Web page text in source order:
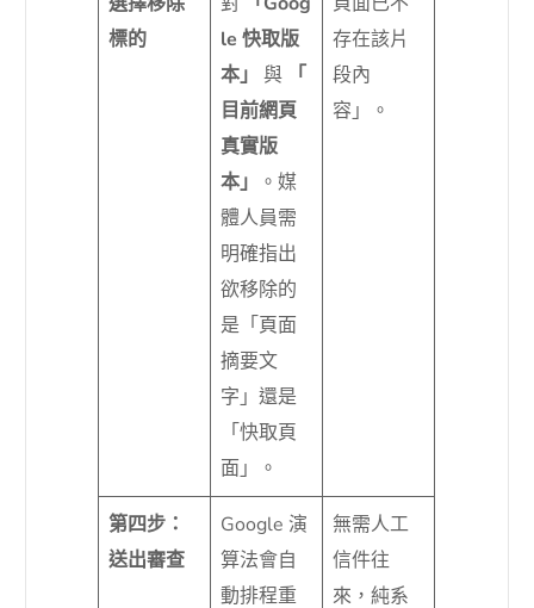
標的
le 快取版
本」 與
「
目前網頁
真實版
本」
。媒
體人員需
明確指出
欲移除的
是「頁面
摘要文
字」還是
「快取頁
面」。
存在該片
段內
容」。
第四步：
送出審查
Google 演
算法會自
動排程重
無需人工
信件往
來，純系